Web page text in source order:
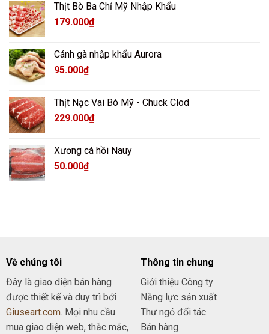
Thịt Bò Ba Chỉ Mỹ Nhập Khẩu
179.000₫
Cánh gà nhập khẩu Aurora
95.000₫
Thịt Nạc Vai Bò Mỹ - Chuck Clod
229.000₫
Xương cá hồi Nauy
50.000₫
Về chúng tôi
Đây là giao diện bán hàng
được thiết kế và duy trì bởi
Giuseart.com. Mọi nhu cầu
mua giao diện web, thắc mắc,
Thông tin chung
Giới thiệu Công ty
Năng lực sản xuất
Thư ngỏ đối tác
Bán hàng